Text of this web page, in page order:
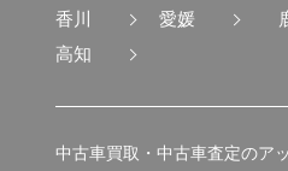
香川
愛媛
高知
中古車買取・中古車査定のア